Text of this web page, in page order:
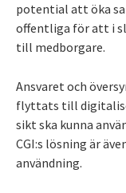
potential att öka
offentliga för att i
till medborgare.
Ansvaret och
flyttats till
sikt ska kunna
CGI:s lösning är
användning.